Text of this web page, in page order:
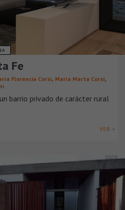
Fe
Florencia Corsi, María Marta Corsi,
barrio privado de carácter rural
VER +